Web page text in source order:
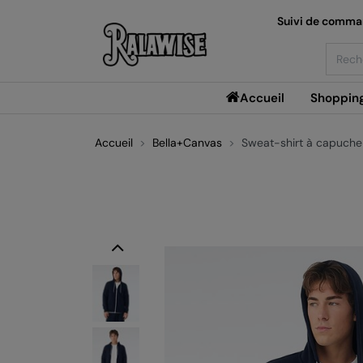
Accueil
Suivi de
Accueil Bella+Canvas Sweat-shirt à
Previous